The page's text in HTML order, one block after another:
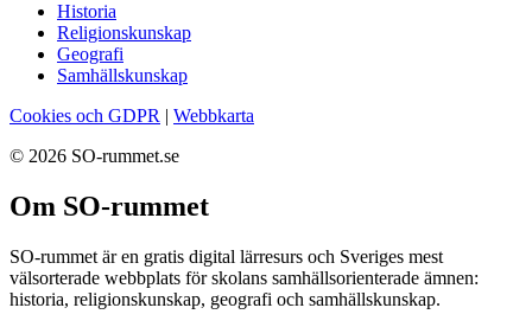
Historia
Religionskunskap
Geografi
Samhällskunskap
Cookies och GDPR | Webbkarta
© 2026 SO-rummet.se
Om SO-rummet
SO-rummet är en gratis digital lärresurs och Sveriges mest
välsorterade webbplats för skolans samhällsorienterade ämnen:
historia, religionskunskap, geografi och samhällskunskap.